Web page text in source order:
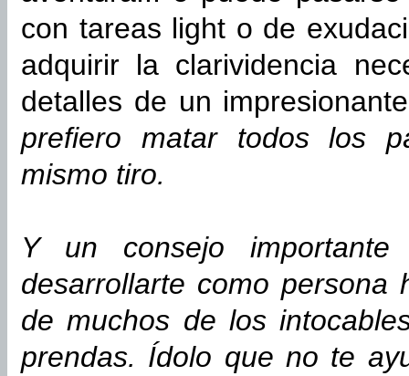
con tareas light o de
adquirir la clarividencia
detalles de un
prefiero matar todos los
mismo tiro.
Y un consejo
desarrollarte como persona
de muchos de los
prendas. Ídolo que no te